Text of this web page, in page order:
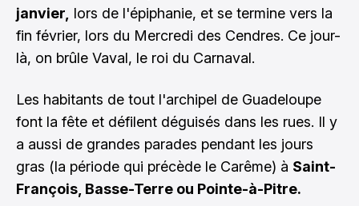
janvier, lors de l'épiphanie, et se termine vers la
fin février, lors du Mercredi des Cendres. Ce jour-
là, on brûle Vaval, le roi du Carnaval.
Les habitants de tout l'archipel de Guadeloupe
font la fête et défilent déguisés dans les rues. Il y
a aussi de grandes parades pendant les jours
gras (la période qui précède le Carême) à Saint-
François, Basse-Terre ou Pointe-à-Pitre.